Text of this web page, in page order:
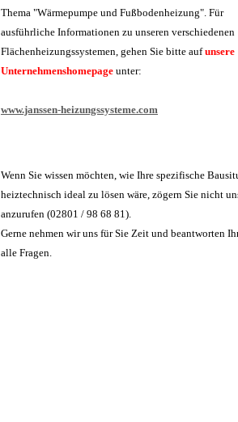
Thema "Wärmepumpe und Fußbodenheizung". Für
ausführliche Informationen zu unseren verschiedenen
Flächenheizungssystemen, gehen Sie bitte aufunsere
Unternehmenshomepage unter:
www.janssen-heizungssysteme.com
Wenn Sie wissen möchten, wie Ihre spezifische
heiztechnisch ideal zu lösen wäre, zögern Sie nicht
anzurufen (02801 / 98 68 81).
Gerne nehmen wir uns für Sie Zeit und beantworten
alle Fragen.